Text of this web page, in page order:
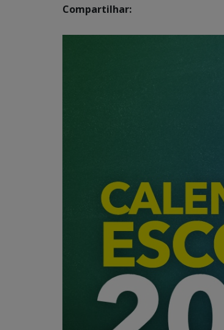
Compartilhar: